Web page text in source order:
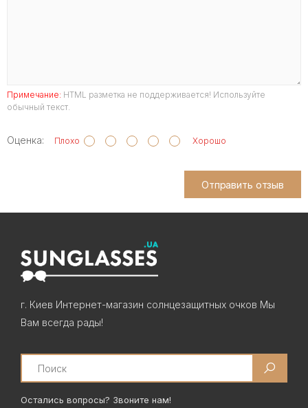
Примечание: HTML разметка не поддерживается! Используйте
обычный текст.
Оценка: Плохо Хорошо
Отправить отзыв
г. Киев Интернет-магазин солнцезащитных очков Мы
Вам всегда рады!
Search
Остались вопросы? Звоните нам!